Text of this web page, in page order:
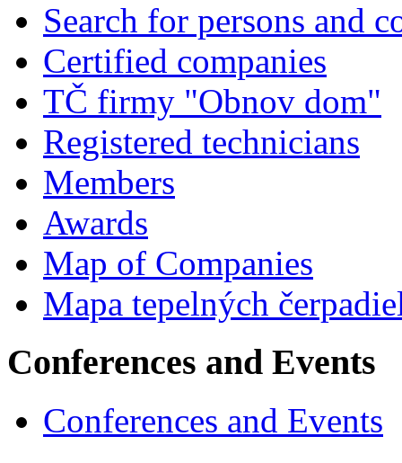
Search for persons and
Certified companies
TČ firmy "Obnov dom"
Registered technicians
Members
Awards
Map of Companies
Mapa tepelných
Conferences and Events
Conferences and Events